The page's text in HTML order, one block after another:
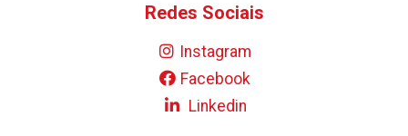
Redes Sociais
Instagram
Facebook
Linkedin